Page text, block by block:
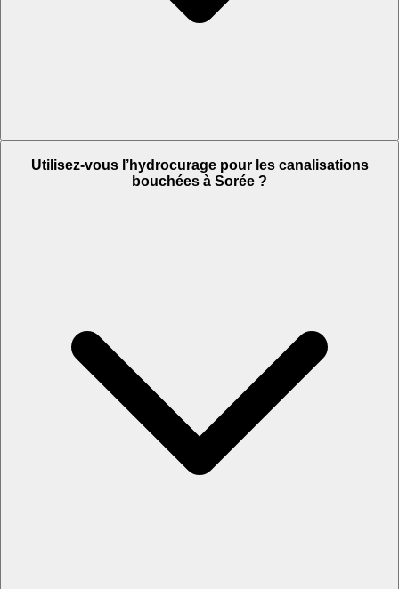
Utilisez-vous l’hydrocurage pour les canalisations
bouchées à Sorée ?